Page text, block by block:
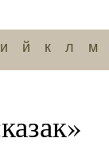
и й к л м